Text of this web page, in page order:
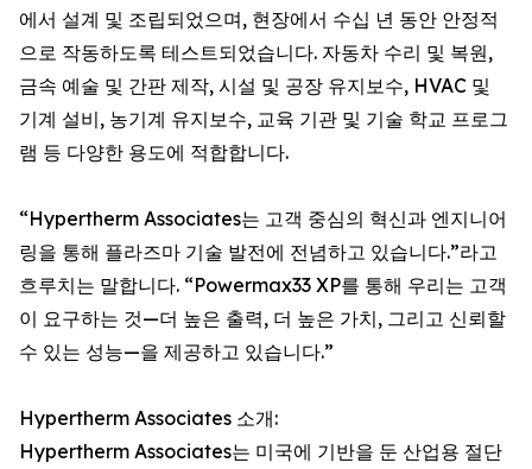
에서 설계 및 조립되었으며, 현장에서 수십 년 동안 안정적
으로 작동하도록 테스트되었습니다. 자동차 수리 및 복원,
금속 예술 및 간판 제작, 시설 및 공장 유지보수, HVAC 및
기계 설비, 농기계 유지보수, 교육 기관 및 기술 학교 프로그
램 등 다양한 용도에 적합합니다.
“Hypertherm Associates는 고객 중심의 혁신과 엔지니어
링을 통해 플라즈마 기술 발전에 전념하고 있습니다.”라고
흐루치는 말합니다. “Powermax33 XP를 통해 우리는 고객
이 요구하는 것—더 높은 출력, 더 높은 가치, 그리고 신뢰할
수 있는 성능—을 제공하고 있습니다.”
Hypertherm Associates 소개:
Hypertherm Associates는 미국에 기반을 둔 산업용 절단